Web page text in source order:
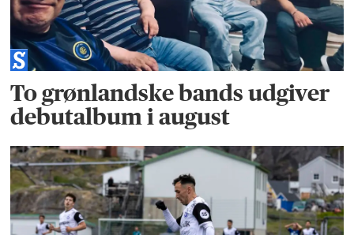
To grønlandske bands udgiver
debutalbum i august